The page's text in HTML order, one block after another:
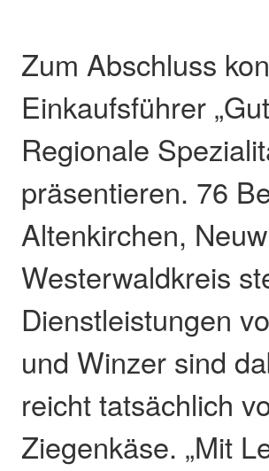
Zum Abschluss
Einkaufsführer
Regionale
präsentieren. 76
Altenkirchen,
Westerwaldkreis
Dienstleistungen
und Winzer sind
reicht tatsächlich
Ziegenkäse. „Mit